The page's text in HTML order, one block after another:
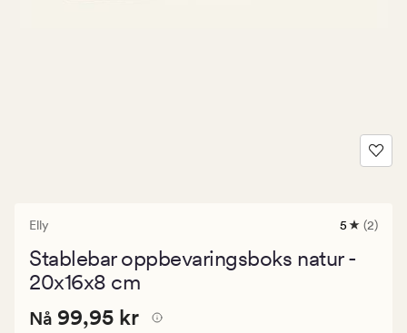
Elly
2
med
5 (2)
Stablebar oppbevaringsboks natur -
20x16x8 cm
Nåværende
Nåværende pris
Nå 99,95 kr